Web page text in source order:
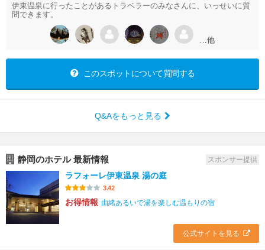
伊東温泉に行ったことがあるトラベラーのみなさんに、いっせいに質
問できます。
…他
このスポットについて質問する
Q&Aをもっと見る
静岡のホテル 最新情報 スポンサー提供
ラフォーレ伊東温泉 湯の庭
3.42
お得情報 由緒あるいで湯を楽しむ温もりの宿
公式サイトを見る